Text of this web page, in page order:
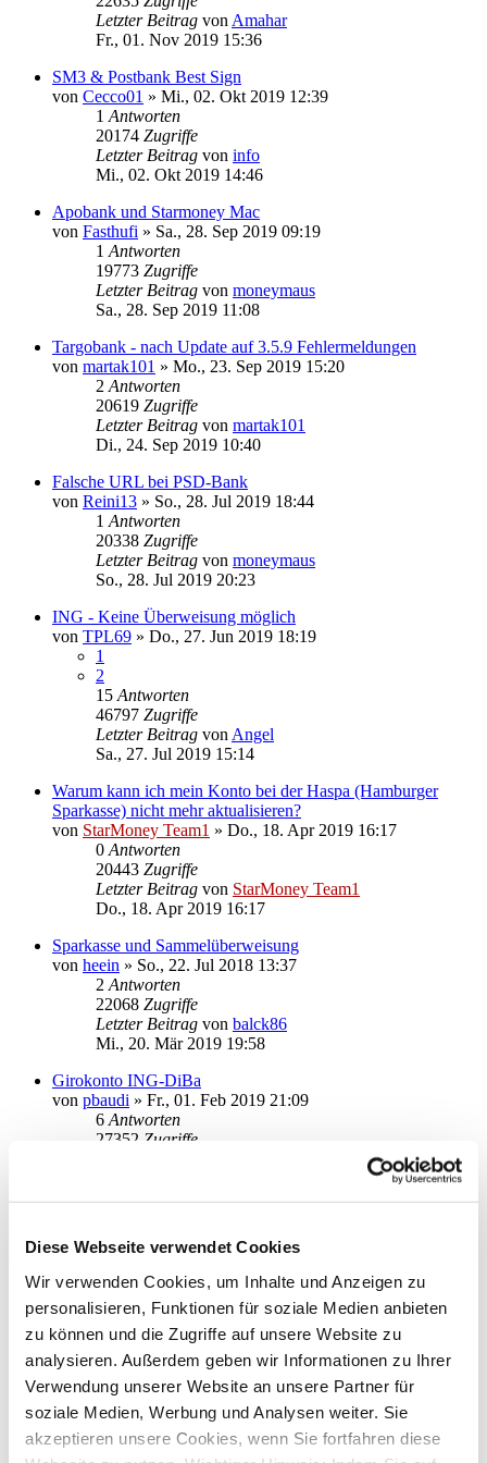
Diese Webseite verwendet Cookies
Wir verwenden Cookies, um Inhalte und Anzeigen zu
personalisieren, Funktionen für soziale Medien anbieten
zu können und die Zugriffe auf unsere Website zu
analysieren. Außerdem geben wir Informationen zu Ihrer
Verwendung unserer Website an unsere Partner für
soziale Medien, Werbung und Analysen weiter. Sie
akzeptieren unsere Cookies, wenn Sie fortfahren diese
Letzter Beitrag von Amahar
Fr., 01. Nov 2019 15:36
SM3 & Postbank Best Sign
von Cecco01 » Mi., 02. Okt 2019 12:39
1 Antworten
20174 Zugriffe
Letzter Beitrag von info
Mi., 02. Okt 2019 14:46
Apobank und Starmoney Mac
von Fasthufi » Sa., 28. Sep 2019 09:19
1 Antworten
19773 Zugriffe
Letzter Beitrag von moneymaus
Sa., 28. Sep 2019 11:08
Targobank - nach Update auf 3.5.9 Fehlermeldungen
von martak101 » Mo., 23. Sep 2019 15:20
2 Antworten
20619 Zugriffe
Letzter Beitrag von martak101
Di., 24. Sep 2019 10:40
Falsche URL bei PSD-Bank
von Reini13 » So., 28. Jul 2019 18:44
1 Antworten
20338 Zugriffe
Letzter Beitrag von moneymaus
So., 28. Jul 2019 20:23
ING - Keine Überweisung möglich
von TPL69 » Do., 27. Jun 2019 18:19
1
2
15 Antworten
46797 Zugriffe
Letzter Beitrag von Angel
Sa., 27. Jul 2019 15:14
Warum kann ich mein Konto bei der Haspa (Hamburger
Sparkasse) nicht mehr aktualisieren?
von StarMoney Team1 » Do., 18. Apr 2019 16:17
0 Antworten
20443 Zugriffe
Letzter Beitrag von StarMoney Team1
Do., 18. Apr 2019 16:17
Sparkasse und Sammelüberweisung
von heein » So., 22. Jul 2018 13:37
2 Antworten
22068 Zugriffe
Letzter Beitrag von balck86
Mi., 20. Mär 2019 19:58
Girokonto ING-DiBa
von pbaudi » Fr., 01. Feb 2019 21:09
6 Antworten
27352 Zugriffe
3Antworten
27056 Zugriffe
Letzter Beitragvoninfo
Mi., 06. Feb 2019 12:25
Abfrage Targobank Sparkonten Umsätze
vonDaniel_N»Di., 05. Feb 2019 15:20
1Antworten
21413 Zugriffe
Letzter Beitrag
von
Di., 05. Feb 2019 20:26